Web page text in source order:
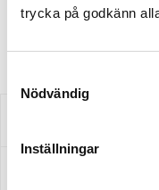
trycka på godkänn
Nödvändig
Inställningar